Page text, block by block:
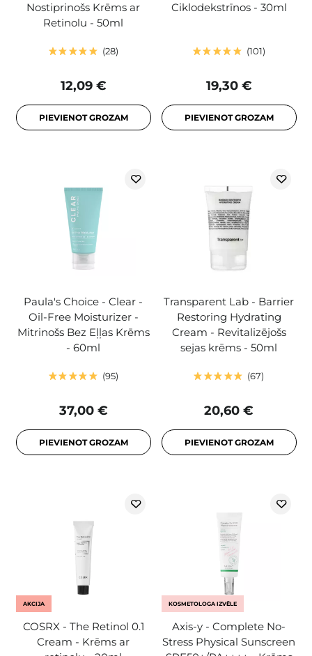
Nostiprinošs Krēms ar
Retinolu - 50ml
28
12,09 €
PIEVIENOT GROZAM
Ciklodekstrīnos - 30ml
101
19,30 €
PIEVIENOT GROZAM
Paula's Choice - Clear -
Oil-Free Moisturizer -
Mitrinošs Bez Eļļas Krēms
- 60ml
95
37,00 €
PIEVIENOT GROZAM
Transparent Lab - Barrier
Restoring Hydrating
Cream - Revitalizējošs
sejas krēms - 50ml
67
20,60 €
PIEVIENOT GROZAM
AKCIJA
COSRX - The Retinol 0.1
Cream - Krēms ar
KOSMETOLOGA IZVĒLE
Axis-y - Complete No-
Stress Physical Sunscreen